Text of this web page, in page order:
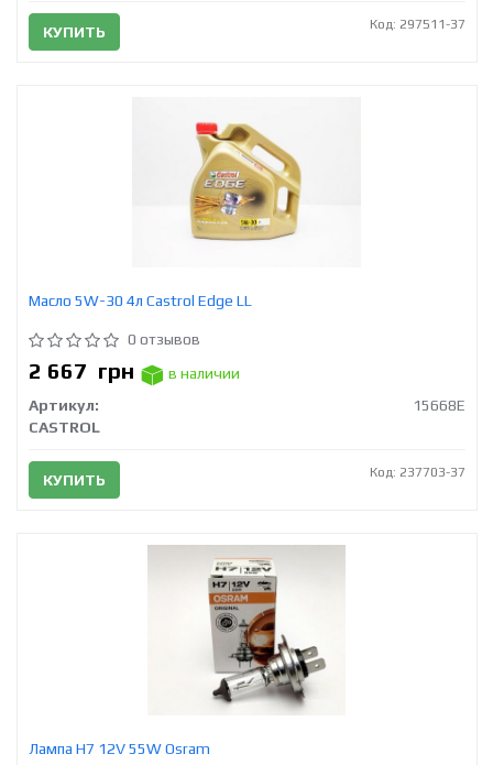
КУПИТЬ Код: 297511-37
Масло 5W-30 4л Castrol Edge LL
0 отзывов
2 667 грн
в наличии
Артикул:
15668E
CASTROL
КУПИТЬ Код: 237703-37
Лампа H7 12V 55W Osram